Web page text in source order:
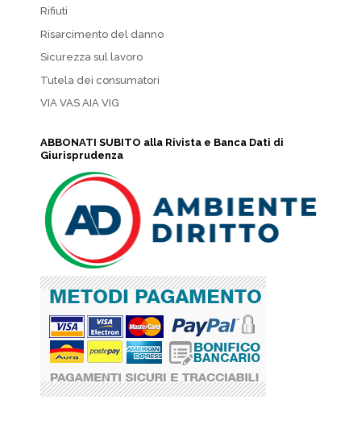
Rifiuti
Risarcimento del danno
Sicurezza sul lavoro
Tutela dei consumatori
VIA VAS AIA VIG
ABBONATI SUBITO alla Rivista e Banca Dati di
Giurisprudenza